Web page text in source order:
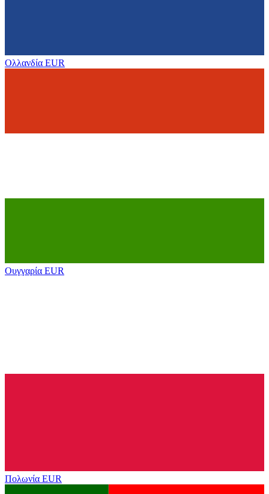
Ολλανδία EUR
Ουγγαρία EUR
Πολωνία EUR